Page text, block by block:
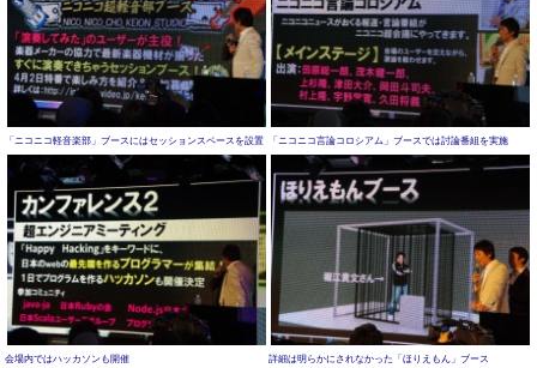
「ニコニコ軽音楽部」ブースにはセッションスペースを設置 「ニコニコ言論コロシアム」ブースでは討論番組を実施
会場内ではハッカソンも開催 詳細は明らかにされなかった「ほりえもん」ブース